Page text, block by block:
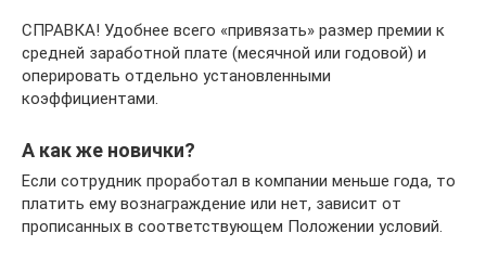
СПРАВКА! Удобнее всего «привязать» размер премии к
средней заработной плате (месячной или годовой) и
оперировать отдельно установленными
коэффициентами.
А как же новички?
Если сотрудник проработал в компании меньше года, то
платить ему вознаграждение или нет, зависит от
прописанных в соответствующем Положении условий.